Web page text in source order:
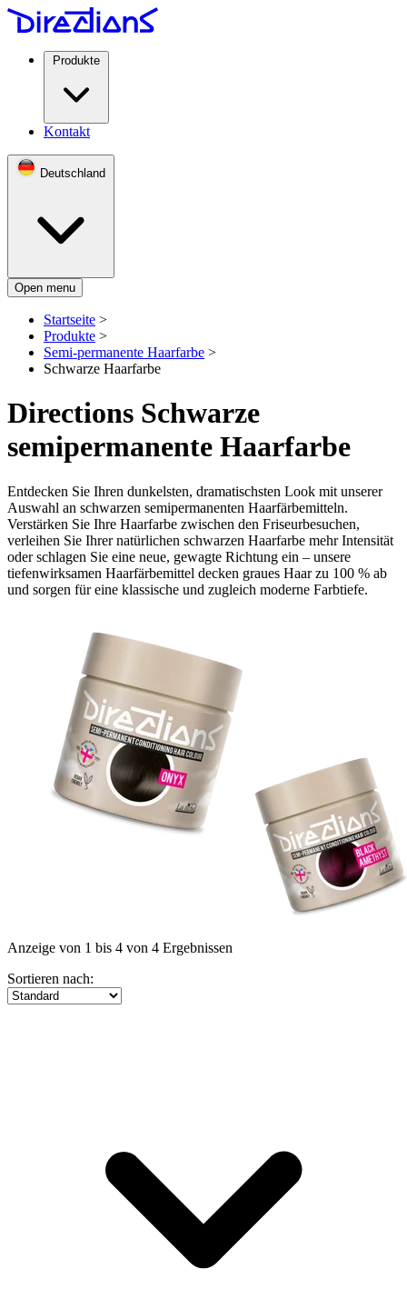
Produkte
Kontakt
Deutschland
Open menu
Startseite >
Produkte >
Semi-permanente Haarfarbe >
Schwarze Haarfarbe
Directions Schwarze
semipermanente Haarfarbe
Entdecken Sie Ihren dunkelsten, dramatischsten Look mit unserer
Auswahl an schwarzen semipermanenten Haarfärbemitteln.
Verstärken Sie Ihre Haarfarbe zwischen den Friseurbesuchen,
verleihen Sie Ihrer natürlichen schwarzen Haarfarbe mehr Intensität
oder schlagen Sie eine neue, gewagte Richtung ein – unsere
tiefenwirksamen Haarfärbemittel decken graues Haar zu 100 % ab
und sorgen für eine klassische und zugleich moderne Farbtiefe.
Anzeige von 1 bis 4 von 4 Ergebnissen
Sortieren nach: